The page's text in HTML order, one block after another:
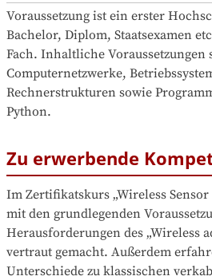
Voraussetzung ist ein erster
Bachelor, Diplom, Staatsexamen
Fach. Inhaltliche Voraussetzungen
Computernetzwerke,
Rechnerstrukturen sowie
Python.
Zu erwerbende
Im Zertifikatskurs „Wireless
mit den grundlegenden
Herausforderungen des „Wireless
vertraut gemacht. Außerdem
Unterschiede zu klassischen